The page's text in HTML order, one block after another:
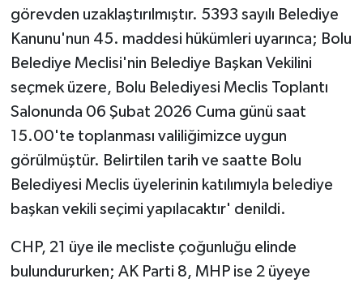
görevden uzaklaştırılmıştır. 5393 sayılı Belediye
Kanunu'nun 45. maddesi hükümleri uyarınca; Bolu
Belediye Meclisi'nin Belediye Başkan Vekilini
seçmek üzere, Bolu Belediyesi Meclis Toplantı
Salonunda 06 Şubat 2026 Cuma günü saat
15.00'te toplanması valiliğimizce uygun
görülmüştür. Belirtilen tarih ve saatte Bolu
Belediyesi Meclis üyelerinin katılımıyla belediye
başkan vekili seçimi yapılacaktır' denildi.
CHP, 21 üye ile mecliste çoğunluğu elinde
bulundururken; AK Parti 8, MHP ise 2 üyeye